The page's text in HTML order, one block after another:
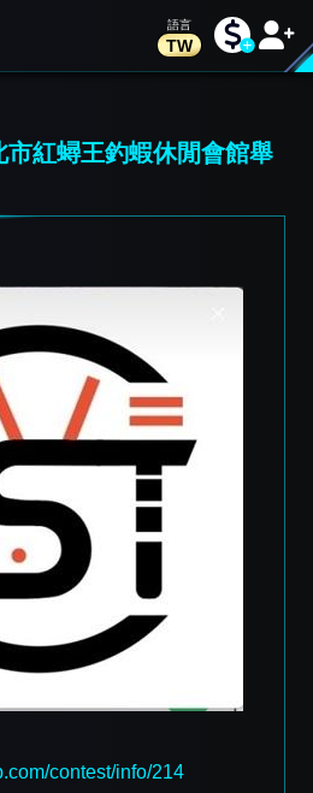
TW
紅蟳王釣蝦休閒會館舉
contest/info/214